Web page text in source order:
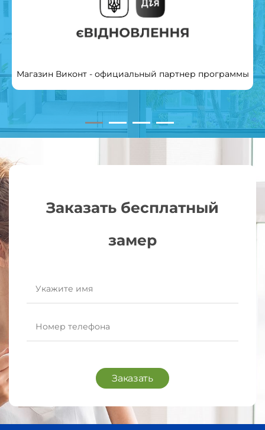
Магазин Виконт - официальный партнер программы
Заказать бесплатный
замер
Заказать